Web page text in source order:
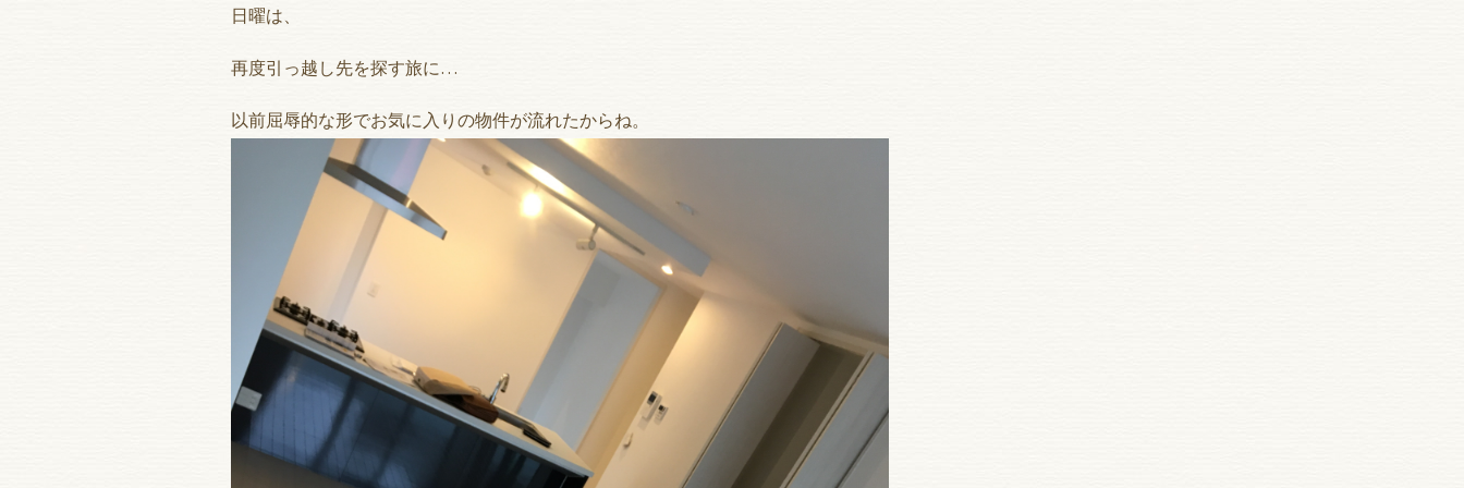
日曜は、
再度引っ越し先を探す旅に…
以前屈辱的な形でお気に入りの物件が流れたからね。